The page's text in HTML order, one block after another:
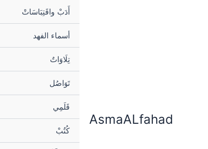
AsmaALfahad
أَدَبْ واقَتِبَاسَاتْ
أسماء الفهد
تِلَاوَاتٌ
تَوَاصُل
قَلَمِي
كُتُبْ